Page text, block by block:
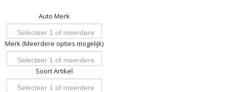
Auto Merk
Selecteer 1 of meerdere
opties
Merk (Meerdere opties mogelijk)
Selecteer 1 of meerdere
opties
Soort Artikel
Selecteer 1 of meerdere